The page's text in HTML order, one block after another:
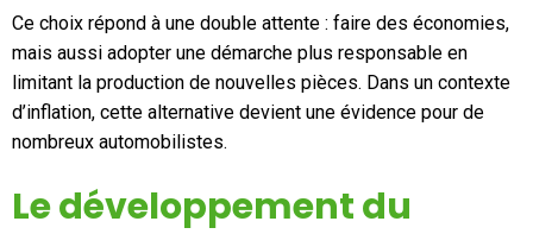
Ce choix répond à une double attente : faire des économies,
mais aussi adopter une démarche plus responsable en
limitant la production de nouvelles pièces. Dans un contexte
d’inflation, cette alternative devient une évidence pour de
nombreux automobilistes.
Le développement du